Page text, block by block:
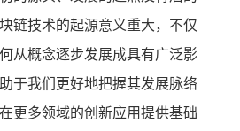
链技术的起源意义重大，不仅
从概念逐步发展成具有广泛影
于我们更好地把握其发展脉络
更多领域的创新应用提供基础